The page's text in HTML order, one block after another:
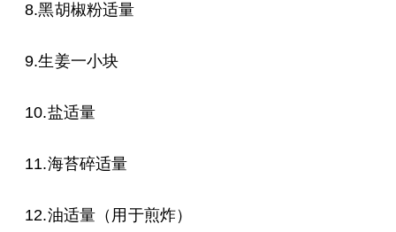
8.黑胡椒粉适量
9.生姜一小块
10.盐适量
11.海苔碎适量
12.油适量（用于煎炸）